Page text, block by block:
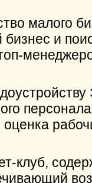
малого
и
клуб,